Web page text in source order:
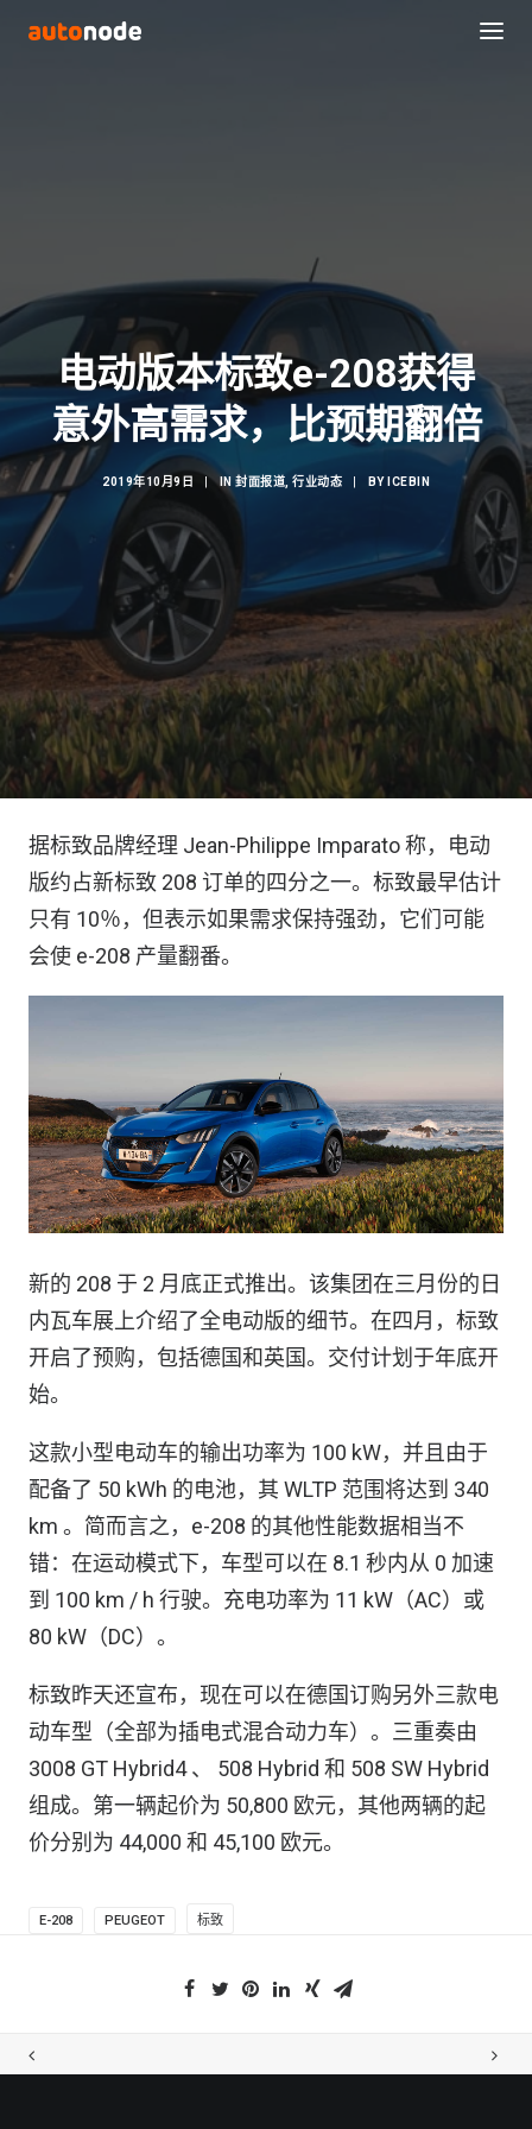
Search
电动版本标致e-208获得
意外高需求，比预期翻倍
2019年10月9日 IN 封面报道 行业动态 BY ICEBIN
据标致品牌经理 Jean-Philippe Imparato 称，电动
版约占新标致 208 订单的四分之一。标致最早估计
只有 10％，但表示如果需求保持强劲，它们可能
会使 e-208 产量翻番。
新的 208 于 2 月底正式推出。该集团在三月份的日
内瓦车展上介绍了全电动版的细节。在四月，标致
开启了预购，包括德国和英国。交付计划于年底开
始。
这款小型电动车的输出功率为 100 kW，并且由于
配备了 50 kWh 的电池，其 WLTP 范围将达到 340
km 。简而言之，e-208 的其他性能数据相当不
错：在运动模式下，车型可以在 8.1 秒内从 0 加速
到 100 km / h 行驶。充电功率为 11 kW（AC）或
80 kW（DC）。
标致昨天还宣布，现在可以在德国订购另外三款电
动车型（全部为插电式混合动力车）。三重奏由
3008 GT Hybrid4 、 508 Hybrid 和 508 SW Hybrid
组成。第一辆起价为 50,800 欧元，其他两辆的起
价分别为 44,000 和 45,100 欧元。
E-208 PEUGEOT 标致